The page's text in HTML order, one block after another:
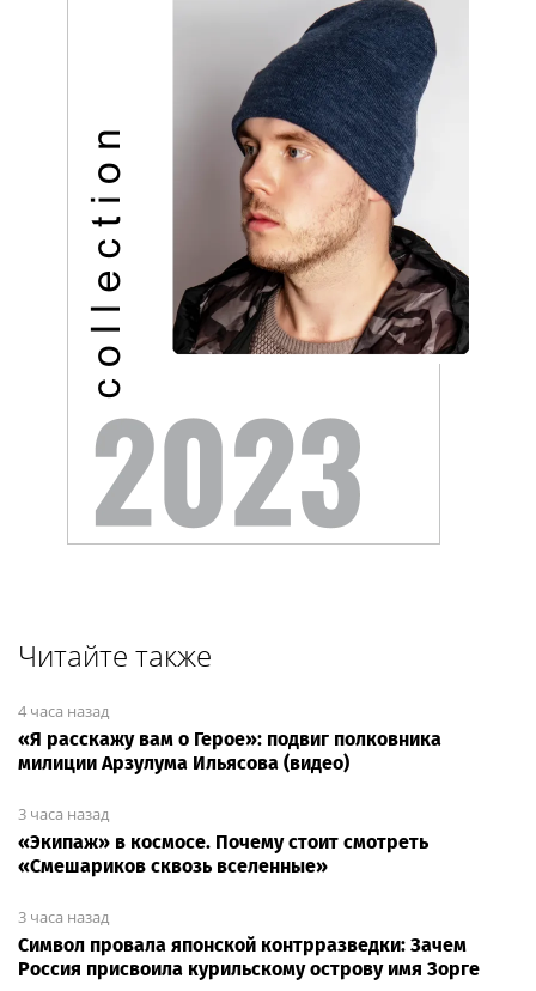
Читайте также
4 часа назад
«Я расскажу вам о Герое»: подвиг полковника
милиции Арзулума Ильясова (видео)
3 часа назад
«Экипаж» в космосе. Почему стоит смотреть
«Смешариков сквозь вселенные»
3 часа назад
Символ провала японской контрразведки: Зачем
Россия присвоила курильскому острову имя Зорге